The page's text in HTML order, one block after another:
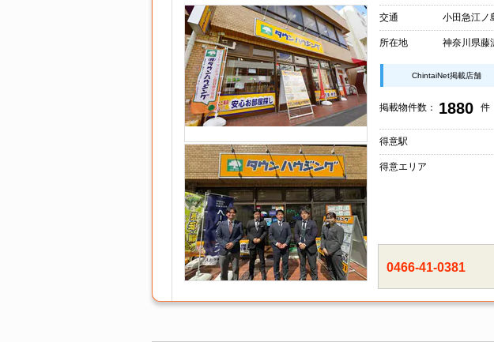
交通 小田急江ノ
所在地 神奈川県藤
ChintaiNet掲載店舗
掲載物件数： 1880 件
得意駅
得意エリア
0466-41-0381